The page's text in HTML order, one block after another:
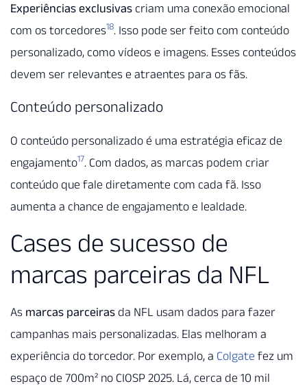
Experiências exclusivas criam uma conexão emocional
com os torcedores18. Isso pode ser feito com conteúdo
personalizado, como vídeos e imagens. Esses conteúdos
devem ser relevantes e atraentes para os fãs.
Conteúdo personalizado
O conteúdo personalizado é uma estratégia eficaz de
engajamento17. Com dados, as marcas podem criar
conteúdo que fale diretamente com cada fã. Isso
aumenta a chance de engajamento e lealdade.
Cases de sucesso de
marcas parceiras da NFL
As marcas parceiras da NFL usam dados para fazer
campanhas mais personalizadas. Elas melhoram a
experiência do torcedor. Por exemplo, a Colgate fez um
espaço de 700m² no CIOSP 2025. Lá, cerca de 10 mil